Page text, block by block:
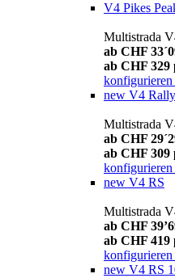
V4 Pikes
Multistrada
ab CHF
ab CHF
konfigurieren
new V4 Rally
Multistrada
ab CHF
ab CHF
konfigurieren
new V4 RS
Multistrada
ab CHF
ab CHF
konfigurieren
new V4 RS